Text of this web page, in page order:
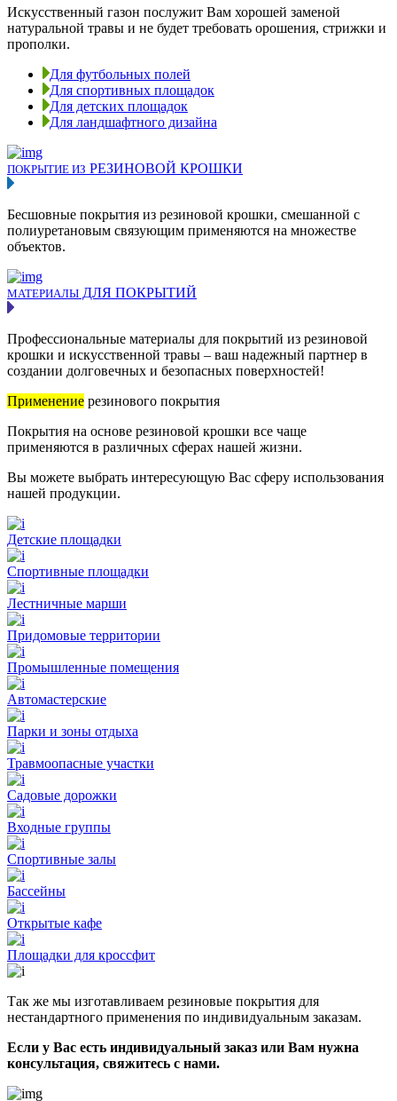
Искусственный газон послужит Вам хорошей заменой
натуральной травы и не будет требовать орошения, стрижки и
прополки.
Для футбольных полей
Для спортивных площадок
Для детских площадок
Для ландшафтного дизайна
ПОКРЫТИЕ ИЗ РЕЗИНОВОЙ КРОШКИ
Бесшовные покрытия из резиновой крошки, смешанной с
полиуретановым связующим применяются на множестве
объектов.
МАТЕРИАЛЫ ДЛЯ ПОКРЫТИЙ
Профессиональные материалы для покрытий из резиновой
крошки и искусственной травы – ваш надежный партнер в
создании долговечных и безопасных поверхностей!
Применение резинового покрытия
Покрытия на основе резиновой крошки все чаще
применяются в различных сферах нашей жизни.
Вы можете выбрать интересующую Вас сферу использования
нашей продукции.
Детские площадки
Спортивные площадки
Лестничные марши
Придомовые территории
Промышленные помещения
Автомастерские
Парки и зоны отдыха
Травмоопасные участки
Садовые дорожки
Входные группы
Спортивные залы
Бассейны
Открытые кафе
Площадки для кроссфит
Так же мы изготавливаем резиновые покрытия для
нестандартного применения по индивидуальным заказам.
Если у Вас есть индивидуальный заказ или Вам нужна
консультация, свяжитесь с нами.